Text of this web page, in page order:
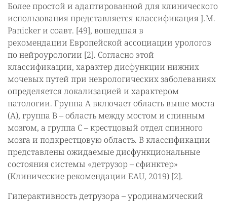
Более простой и адаптированной для клинического
использования представляется классификация J.M.
Panicker и соавт. [49], вошедшая в
рекомендации Европейской ассоциации урологов
по нейроурологии [2]. Согласно этой
классификации, характер дисфункции нижних
мочевых путей при неврологических заболеваниях
определяется локализацией и характером
патологии. Группа A включает область выше моста
(A), группа B – область между мостом и спинным
мозгом, а группа C – крестцовый отдел спинного
мозга и подкрестцовую область. В классификации
представлены ожидаемые дисфункциональные
состояния системы «детрузор – сфинктер»
(Клинические рекомендации EAU, 2019) [2].
Гиперактивность детрузора – уродинамический